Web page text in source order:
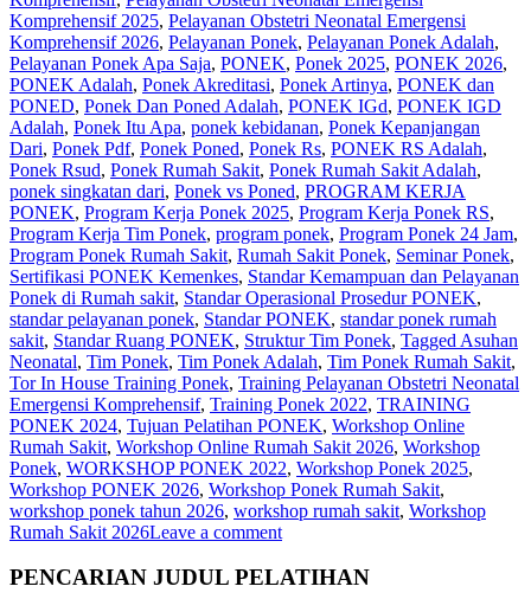
Komprehensif 2025, Pelayanan Obstetri Neonatal Emergensi
Komprehensif 2026, Pelayanan Ponek, Pelayanan Ponek Adalah,
Pelayanan Ponek Apa Saja, PONEK, Ponek 2025, PONEK 2026,
PONEK Adalah, Ponek Akreditasi, Ponek Artinya, PONEK dan
PONED, Ponek Dan Poned Adalah, PONEK IGd, PONEK IGD
Adalah, Ponek Itu Apa, ponek kebidanan, Ponek Kepanjangan
Dari, Ponek Pdf, Ponek Poned, Ponek Rs, PONEK RS Adalah,
Ponek Rsud, Ponek Rumah Sakit, Ponek Rumah Sakit Adalah,
ponek singkatan dari, Ponek vs Poned, PROGRAM KERJA
PONEK, Program Kerja Ponek 2025, Program Kerja Ponek RS,
Program Kerja Tim Ponek, program ponek, Program Ponek 24 Jam,
Program Ponek Rumah Sakit, Rumah Sakit Ponek, Seminar Ponek,
Sertifikasi PONEK Kemenkes, Standar Kemampuan dan Pelayanan
Ponek di Rumah sakit, Standar Operasional Prosedur PONEK,
standar pelayanan ponek, Standar PONEK, standar ponek rumah
sakit, Standar Ruang PONEK, Struktur Tim Ponek, Tagged Asuhan
Neonatal, Tim Ponek, Tim Ponek Adalah, Tim Ponek Rumah Sakit,
Tor In House Training Ponek, Training Pelayanan Obstetri Neonatal
Emergensi Komprehensif, Training Ponek 2022, TRAINING
PONEK 2024, Tujuan Pelatihan PONEK, Workshop Online
Rumah Sakit, Workshop Online Rumah Sakit 2026, Workshop
Ponek, WORKSHOP PONEK 2022, Workshop Ponek 2025,
Workshop PONEK 2026, Workshop Ponek Rumah Sakit,
workshop ponek tahun 2026, workshop rumah sakit, Workshop
Rumah Sakit 2026Leave a comment
PENCARIAN JUDUL PELATIHAN